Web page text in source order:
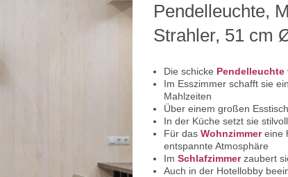
Pendelleuchte,
Strahler, 51 cm
Die schicke Pendelleuchte
Im Esszimmer schafft sie
Mahlzeiten
Über einem großen
In der Küche setzt sie
Für das Wohnzimmereine
entspannte Atmosphäre
Im Schlafzimmerzaubert
Auch in der Hotellobby